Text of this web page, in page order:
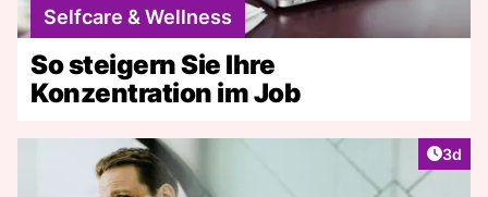
Selfcare & Wellness
So steigern Sie Ihre
Konzentration im Job
3d